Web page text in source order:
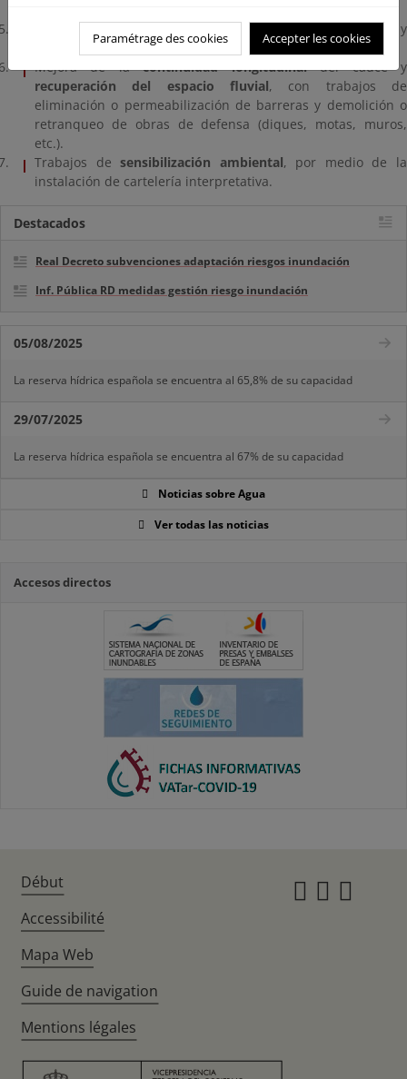
Recuperación de cubierta vegetal en márgenes y riberas, y
estabilización de márgenes en zonas con riesgo.
Mejora de lacontinuidad longitudinaldel cauce y
recuperación del espacio fluvial, con trabajos de
eliminación o permeabilización de barreras y demolición o
retranqueo de obras de defensa (diques, motas, muros,
etc.).
Trabajos desensibilización ambiental, por medio de la
instalación de cartelería interpretativa.
Destacados
Real Decreto subvenciones adaptación riesgos inundación
Inf. Pública RD medidas gestión riesgo inundación
05/08/2025
La reserva hídrica española se encuentra al 65,8% de su capacidad
29/07/2025
La reserva hídrica española se encuentra al 67% de su capacidad
Noticias sobre Agua
Ver todas las noticias
Accesos directos
Paramétrage des cookies Accepter les cookies
Début
Accessibilité
Mapa Web
Guide de navigation
Mentions légales